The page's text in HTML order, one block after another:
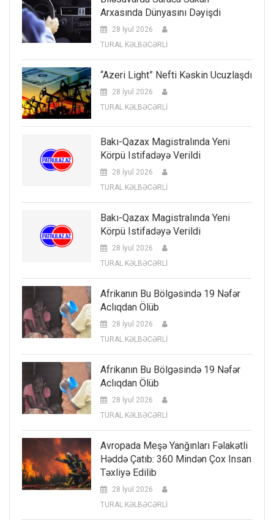
Arxasında Dünyasını Dəyişdi
28 İyul 2026
TURAL KƏLBƏCƏRLİ
“Azeri Light” Nefti Kəskin Ucuzlaşdı
28 İyul 2026
TURAL KƏLBƏCƏRLİ
Bakı-Qazax Magistralında Yeni
Körpü Istifadəyə Verildi
28 İyul 2026
TURAL KƏLBƏCƏRLİ
Bakı-Qazax Magistralında Yeni
Körpü Istifadəyə Verildi
28 İyul 2026
TURAL KƏLBƏCƏRLİ
Afrikanın Bu Bölgəsində 19 Nəfər
Aclıqdan Ölüb
28 İyul 2026
TURAL KƏLBƏCƏRLİ
Afrikanın Bu Bölgəsində 19 Nəfər
Aclıqdan Ölüb
28 İyul 2026
TURAL KƏLBƏCƏRLİ
Avropada Meşə Yanğınları Fəlakətli
Həddə Çatıb: 360 Mindən Çox Insan
Təxliyə Edilib
28 İyul 2026
TURAL KƏLBƏCƏRLİ